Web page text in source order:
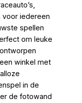
voor iedereen
spellen
om leuke
winkel met
in de
de fotowand